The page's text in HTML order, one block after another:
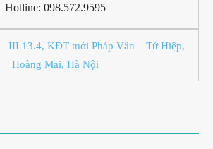
Hotline: 098.572.9595
III 13.4, KĐT mới Pháp Vân – Tứ Hiệp,
Hoàng Mai, Hà Nội